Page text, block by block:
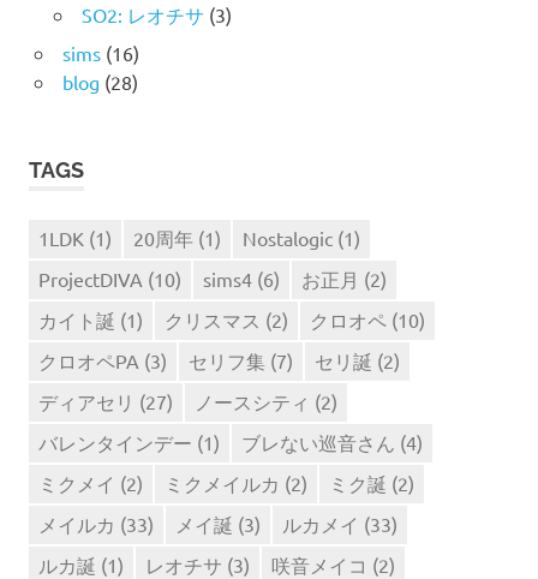
SO2: レオチサ (3)
sims(16)
blog (28)
TAGS
1LDK (1) 20周年 (1) Nostalogic (1)
ProjectDIVA (10) sims4 (6) お正月 (2)
カイト誕 (1) クリスマス (2) クロオペ (10)
クロオペPA (3) セリフ集 (7) セリ誕 (2)
ディアセリ (27) ノースシティ (2)
バレンタインデー (1) ブレない巡音さん (4)
ミクメイ (2) ミクメイルカ (2) ミク誕 (2)
メイルカ (33) メイ誕 (3) ルカメイ (33)
ルカ誕 (1) レオチサ (3) 咲音メイコ (2)